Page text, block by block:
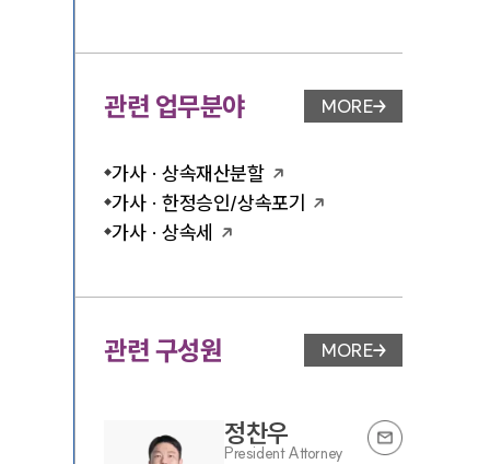
관련 업무분야 업무분야 페이지 이
MORE
가사 · 상속재산분할
가사 · 한정승인/상속포기
가사 · 상속세
관련 구성원 변호사 페이지 이동
MORE
정찬우
President Attorney